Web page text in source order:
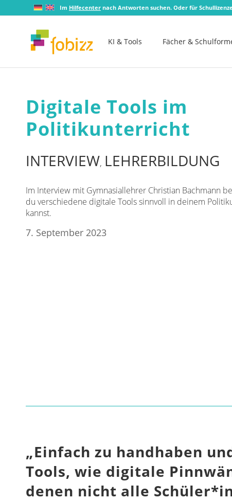
Im Hilfecenter nach Antworten suchen. Oder für
KI & Tools Fächer &
Digitale Tools im
Politikunterricht
INTERVIEW, LEHRERBILDUNG
Im Interview mit Gymnasiallehrer Christian Bachmann
du verschiedene digitale Tools sinnvoll in deinem
kannst.
7. September 2023
„Einfach zu handhaben
Tools, wie digitale
denen nicht alle